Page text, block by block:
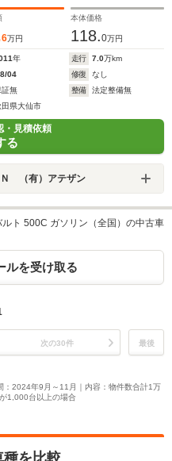
6万円
本体価格
118.0万円
年 走行 7.0万km
04 修復
なし
証無 整備
法定整備無
田県大仙市
・見積依頼
る
（有）アテザン
ルト 500C ガソリン（全国）の中古車
ルを受け取る
次の30件 最後
：2024年9月～11月｜内容：物件数合計1万
1,000台以上の場合